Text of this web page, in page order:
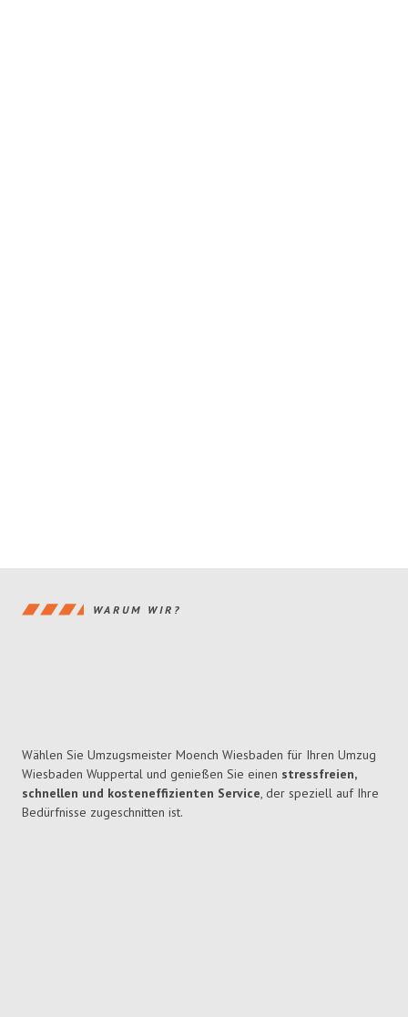
WARUM WIR?
Wählen Sie Umzugsmeister Moench Wiesbaden für Ihren Umzug
Wiesbaden Wuppertal und genießen Sie einen stressfreien,
schnellen und kosteneffizienten Service, der speziell auf Ihre
Bedürfnisse zugeschnitten ist.